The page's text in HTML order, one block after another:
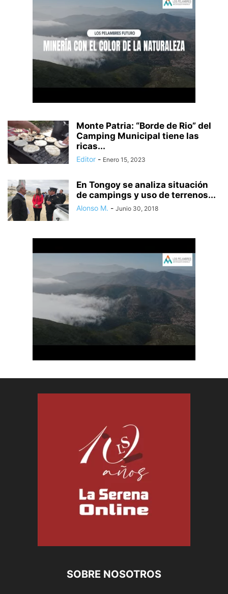
Monte Patria: “Borde de Rio” del
Camping Municipal tiene las
ricas...
Editor - Enero 15, 2023
En Tongoy se analiza situación
de campings y uso de terrenos...
Alonso M. - Junio 30, 2018
SOBRE NOSOTROS